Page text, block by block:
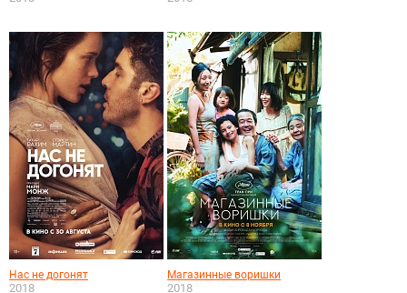
Нас не догонят
2018
Магазинные воришки
2018